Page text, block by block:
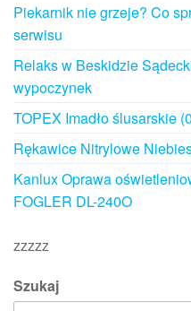
Piekarnik nie grzeje? Co
serwisu
Relaks w Beskidzie
wypoczynek
TOPEX Imadło ślusarskie
Rękawice Nitrylowe
Kanlux Oprawa
FOGLER DL-240O
zzzzz
Szukaj